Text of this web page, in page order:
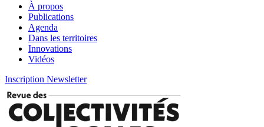
À propos
Publications
Agenda
Dans les territoires
Innovations
Vidéos
Inscription Newsletter